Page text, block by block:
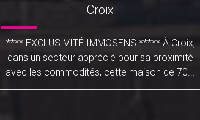
Croix
**** EXCLUSIVITÉ IMMOSENS ***** À Croix,
dans un secteur apprécié pour sa proximité
avec les commodités, cette maison de 70...